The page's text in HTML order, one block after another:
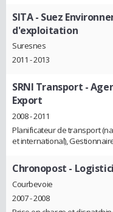
SITA - Suez
d'exploitation
Suresnes
2011 - 2013
SRNI Transport -
Export
2008 - 2011
Planificateur de transport
et international),
Chronopost -
Courbevoie
2007 - 2008